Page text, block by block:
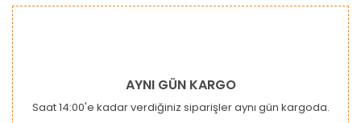
Bu ürüne ilk yorumu siz yapın!
Ürün açıklamasında eksik bilgiler bulunuyor.
Ürün bilgilerinde hatalar bulunuyor.
AYNI GÜN KARGO
Saat 14:00'e kadar verdiğiniz siparişler aynı gün kargoda.